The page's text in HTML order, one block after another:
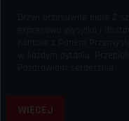
WIĘCEJ